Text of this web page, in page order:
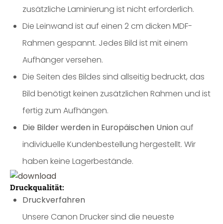
zusätzliche Laminierung ist nicht erforderlich.
Die Leinwand ist auf einen 2 cm dicken MDF-
Rahmen gespannt. Jedes Bild ist mit einem
Aufhänger versehen.
Die Seiten des Bildes sind allseitig bedruckt, das
Bild benötigt keinen zusätzlichen Rahmen und ist
fertig zum Aufhängen.
Die Bilder werden in Europäischen Union auf
individuelle Kundenbestellung hergestellt. Wir
haben keine Lagerbestände.
Druckqualität:
Druckverfahren
Unsere Canon Drucker sind die neueste